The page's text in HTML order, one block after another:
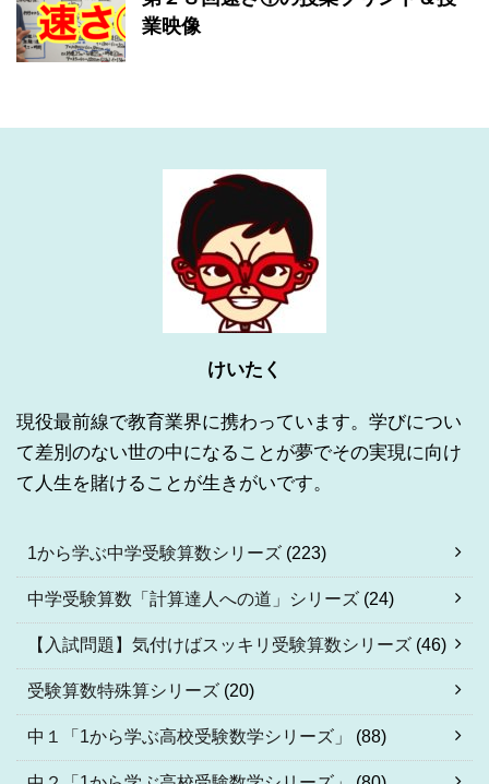
業映像
けいたく
現役最前線で教育業界に携わっています。学びについ
て差別のない世の中になることが夢でその実現に向け
て人生を賭けることが生きがいです。
1から学ぶ中学受験算数シリーズ (223)
中学受験算数「計算達人への道」シリーズ (24)
【入試問題】気付けばスッキリ受験算数シリーズ (46)
受験算数特殊算シリーズ (20)
中１「1から学ぶ高校受験数学シリーズ」 (88)